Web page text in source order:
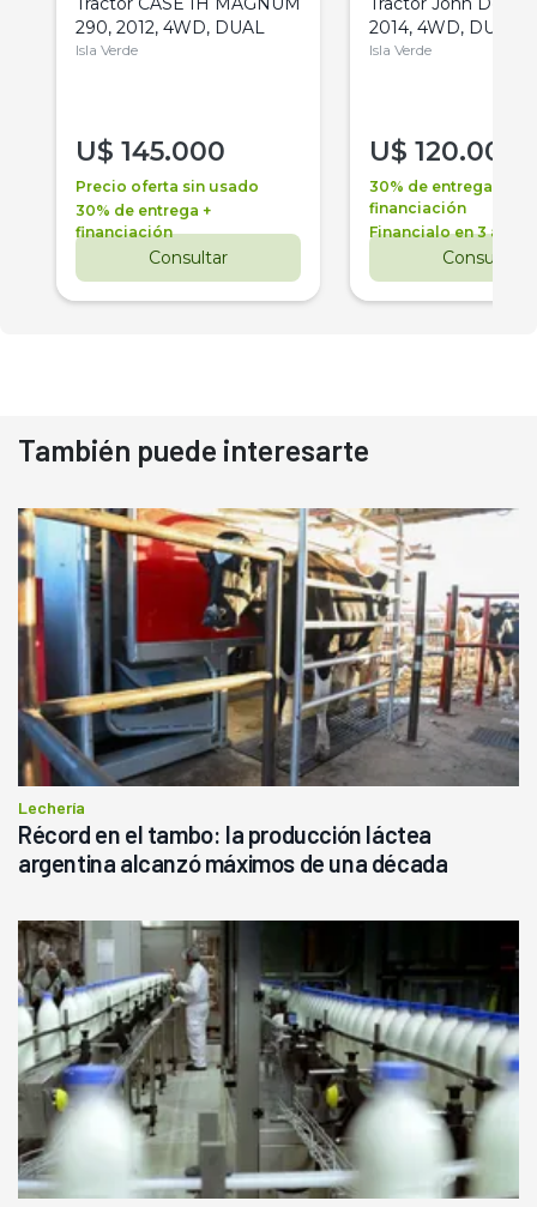
290, 2012, 4WD, DUAL
Isla Verde
U$ 145.000
Precio oferta sin usado
30% de entrega +
financiación
Consultar
2014, 4WD, DUAL
Isla Verde
U$ 120.000
30% de entrega +
financiación
Financialo en 3 años
Consultar
También puede interesarte
Lechería
Récord en el tambo: la producción láctea
argentina alcanzó máximos de una década